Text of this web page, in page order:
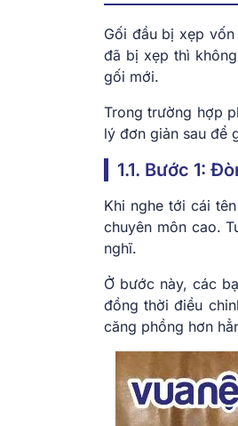
Gối đầu bị xẹp
đã bị xẹp thì
gối mới.
Trong trường hợp
lý đơn giản sau để
1.1. Bước 1:
Khi nghe tới cái
chuyên môn cao.
nghĩ.
Ở bước này, các
đồng thời điều
căng phồng hơn